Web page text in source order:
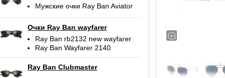
Мужские очки Ray Ban Aviator
Очки Ray Ban wayfarer
Ray Ban rb2132 new wayfarer
Ray Ban Wayfarer 2140
Ray Ban Clubmaster